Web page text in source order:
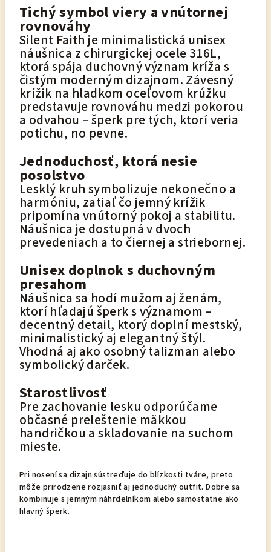
Tichý symbol viery a vnútornej
rovnováhy
Silent Faith je minimalistická unisex
náušnica z chirurgickej ocele 316L,
ktorá spája duchovný význam kríža s
čistým moderným dizajnom. Závesný
krížik na hladkom oceľovom krúžku
predstavuje rovnováhu medzi pokorou
a odvahou – šperk pre tých, ktorí veria
potichu, no pevne.
Jednoduchosť, ktorá nesie
posolstvo
Lesklý kruh symbolizuje nekonečno a
harmóniu, zatiaľ čo jemný krížik
pripomína vnútorný pokoj a stabilitu.
Náušnica je dostupná v dvoch
prevedeniach a to čiernej a striebornej.
Unisex doplnok s duchovným
presahom
Náušnica sa hodí mužom aj ženám,
ktorí hľadajú šperk s významom –
decentný detail, ktorý doplní mestský,
minimalistický aj elegantný štýl.
Vhodná aj ako osobný talizman alebo
symbolický darček.
Starostlivosť
Pre zachovanie lesku odporúčame
občasné preleštenie mäkkou
handričkou a skladovanie na suchom
mieste.
Pri nosení sa dizajn sústreďuje do blízkosti tváre, preto
môže prirodzene rozjasniť aj jednoduchý outfit. Dobre sa
kombinuje s jemným náhrdelníkom alebo samostatne ako
hlavný šperk.